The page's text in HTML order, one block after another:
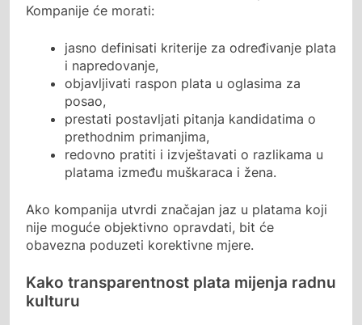
Kompanije će morati:
jasno definisati kriterije za određivanje plata
i napredovanje,
objavljivati raspon plata u oglasima za
posao,
prestati postavljati pitanja kandidatima o
prethodnim primanjima,
redovno pratiti i izvještavati o razlikama u
platama između muškaraca i žena.
Ako kompanija utvrdi značajan jaz u platama koji
nije moguće objektivno opravdati, bit će
obavezna poduzeti korektivne mjere.
Kako transparentnost plata mijenja radnu
kulturu